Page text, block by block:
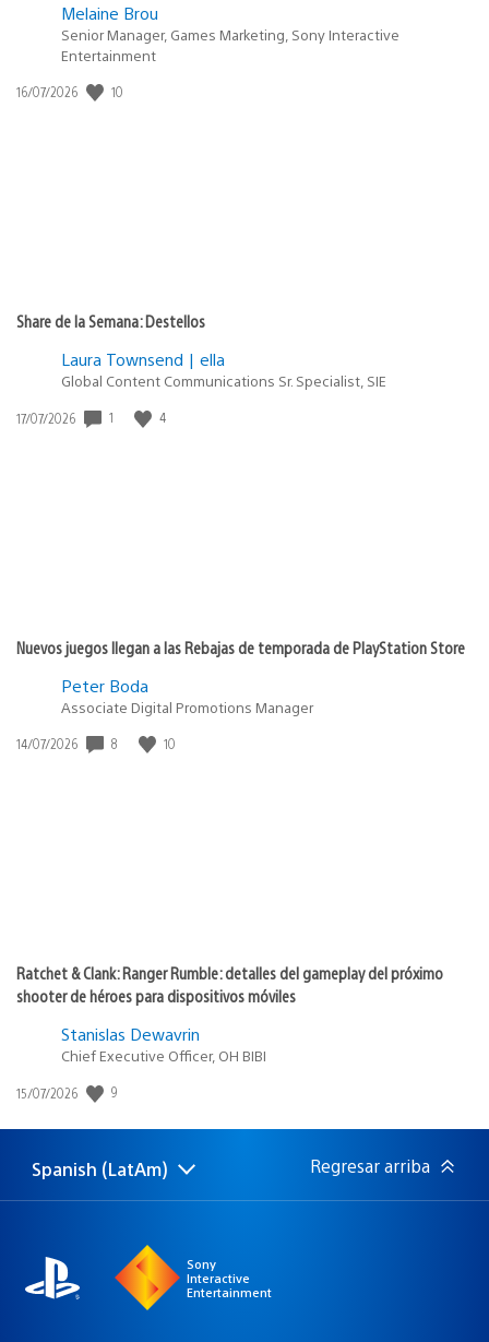
Melaine Brou
Senior Manager, Games Marketing, Sony Interactive
Entertainment
Fecha
16/07/2026 10
Share de la Semana: Destellos
Laura Townsend | ella
Global Content Communications Sr. Specialist, SIE
Fecha
17/07/2026 1 4
Nuevos juegos llegan a las Rebajas de temporada de PlayStation Store
Peter Boda
Associate Digital Promotions Manager
Fecha
14/07/2026 8 10
Ratchet & Clank: Ranger Rumble: detalles del gameplay del próximo
shooter de héroes para dispositivos móviles
Stanislas Dewavrin
Chief Executive Officer, OH BIBI
Fecha
publicación:
15/07/2026 9
Elige
Región
Spanish (LatAm) Regresar arriba
Sony
Interactive
Entertainment